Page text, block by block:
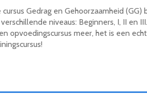
cursus Gedrag en Gehoorzaamheid (GG)
niveaus: Beginners, I, II en
opvoedingscursus meer, het is een